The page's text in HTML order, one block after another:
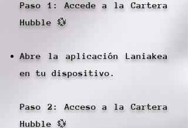
Paso 1: Accede a la Cartera
Hubble 💱
Abre la aplicación Laniakea
en tu dispositivo.
Paso 2: Acceso a la Cartera
Hubble 💱